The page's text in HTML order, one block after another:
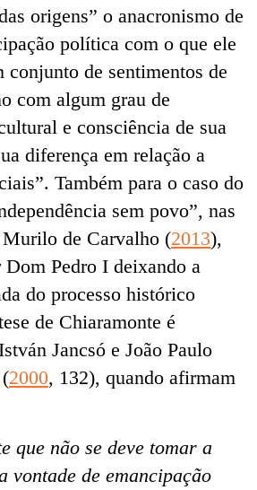
origens” o anacronismo de
política com o que ele
conjunto de sentimentos de
com algum grau de
e consciência de sua
diferença em relação a
Também para o caso do
sem povo”, nas
Murilo de Carvalho (2013),
Pedro I deixando a
do processo histórico
de Chiaramonte é
Jancsó e João Paulo
2000, 132), quando afirmam
que não se deve tomar a
vontade de emancipação